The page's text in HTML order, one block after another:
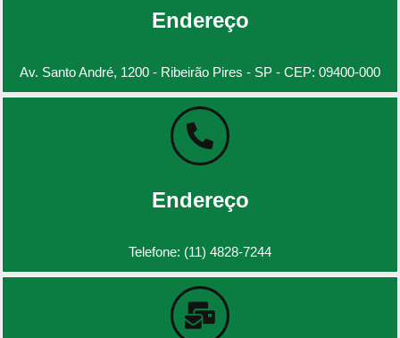
Endereço
Av. Santo André, 1200 - Ribeirão Pires - SP - CEP: 09400-000
Endereço
Telefone: (11) 4828-7244